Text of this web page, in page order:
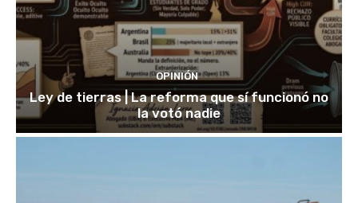
OPINIÓN
Ley de tierras | La reforma que sí funcionó no
la votó nadie